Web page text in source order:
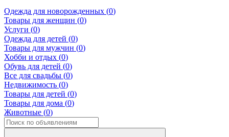
Одежда для новорожденных (0)
Товары для женщин (0)
Услуги (0)
Одежда для детей (0)
Товары для мужчин (0)
Хобби и отдых (0)
Обувь для детей (0)
Все для свадьбы (0)
Недвижимость (0)
Товары для детей (0)
Товары для дома (0)
Животные (0)